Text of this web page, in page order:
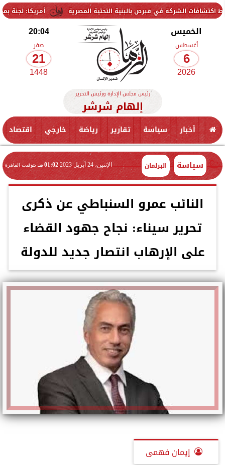
أمريكا: لجنة بمجلس الشيوخ في قبرص بالبنية التحتية المصرية
الخميس
أغسطس
6
2026
20:04
صفر
21
1448
رئيس مجلس الإدارة ورئيس التحرير
إلهام شرشر
أخبار سياسة تقارير رياضة خارجي اقتصاد
سياسة البرلمان الإثنين، 24 أبريل 2023 01:02 مـ بتوقيت القاهرة
النائب عمرو السنباطي عن ذكرى
تحرير سيناء: نجاح جهود القضاء
على الإرهاب انتصار جديد للدولة
إيمان فهمى